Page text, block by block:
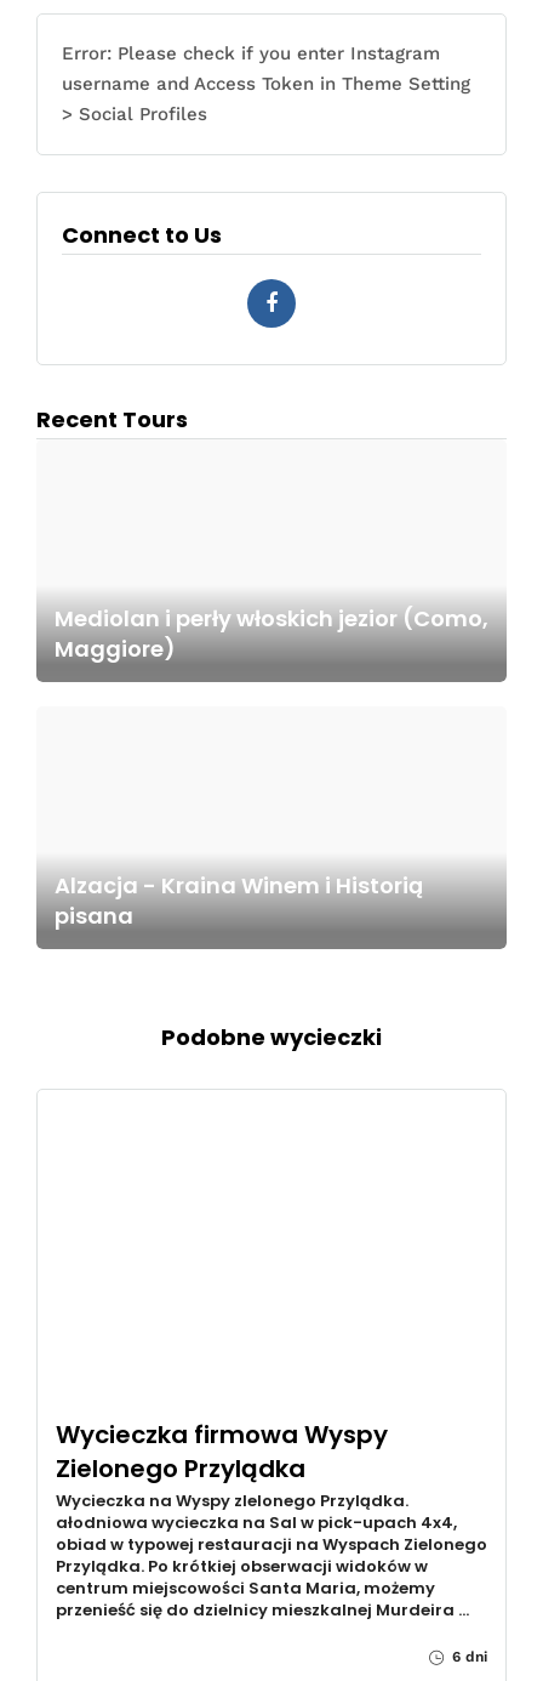
Error: Please check if you enter Instagram
username and Access Token in Theme Setting
> Social Profiles
Connect to Us
Recent Tours
Mediolan i perły włoskich jezior (Como,
Maggiore)
Alzacja - Kraina Winem i Historią
pisana
Podobne wycieczki
Wycieczka firmowa Wyspy
Zielonego Przylądka
Wycieczka na Wyspy zIelonego Przylądka.
ałodniowa wycieczka na Sal w pick-upach 4x4,
obiad w typowej restauracji na Wyspach Zielonego
Przylądka. Po krótkiej obserwacji widoków w
centrum miejscowości Santa Maria, możemy
przenieść się do dzielnicy mieszkalnej Murdeira …
6 dni